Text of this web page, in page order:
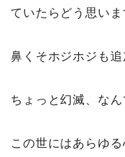
ていたらどう思いま
鼻くそホジホジも追
ちょっと幻滅、な
この世にはあらゆ